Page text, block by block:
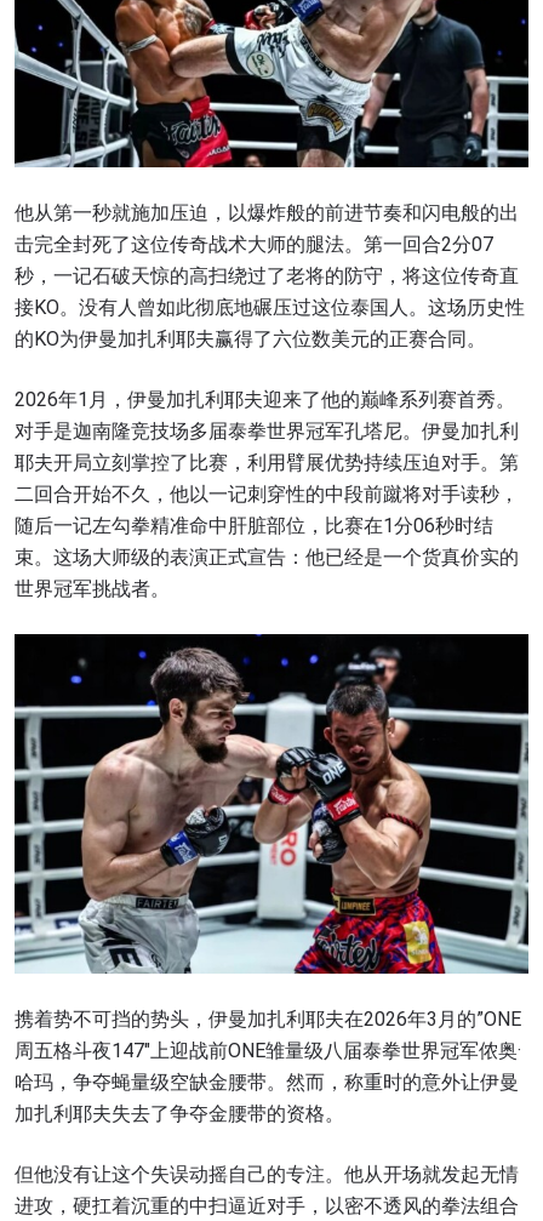
他从第一秒就施加压迫，以爆炸般的前进节奏和闪电般的出
击完全封死了这位传奇战术大师的腿法。第一回合2分07
秒，一记石破天惊的高扫绕过了老将的防守，将这位传奇直
接KO。没有人曾如此彻底地碾压过这位泰国人。这场历史性
的KO为伊曼加扎利耶夫赢得了六位数美元的正赛合同。
2026年1月，伊曼加扎利耶夫迎来了他的巅峰系列赛首秀。
对手是迦南隆竞技场多届泰拳世界冠军孔塔尼。伊曼加扎利
耶夫开局立刻掌控了比赛，利用臂展优势持续压迫对手。第
二回合开始不久，他以一记刺穿性的中段前蹴将对手读秒，
随后一记左勾拳精准命中肝脏部位，比赛在1分06秒时结
束。这场大师级的表演正式宣告：他已经是一个货真价实的
世界冠军挑战者。
携着势不可挡的势头，伊曼加扎利耶夫在2026年3月的”ONE
周五格斗夜147″上迎战前ONE雏量级八届泰拳世界冠军侬奥·
哈玛，争夺蝇量级空缺金腰带。然而，称重时的意外让伊曼
加扎利耶夫失去了争夺金腰带的资格。
但他没有让这个失误动摇自己的专注。他从开场就发起无情
进攻，硬扛着沉重的中扫逼近对手，以密不透风的拳法组合